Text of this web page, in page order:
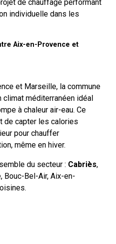
de chauffage performant
individuelle dans les
Aix-en-Provence et
et Marseille, la commune
climat méditerranéen idéal
à chaleur air-eau. Ce
de capter les calories
pour chauffer
même en hiver.
du secteur : Cabriès,
Bouc-Bel-Air, Aix-en-